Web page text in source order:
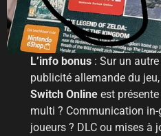
L’info bonus : Sur un
publicité allemande du
Switch Online est
multi ? Communication in-
joueurs ? DLC ou mises à